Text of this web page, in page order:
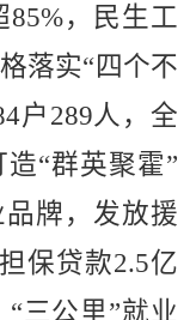
85%，民生工
落实“四个不
户 289人，全
造“群英聚霍”
品牌，发放援
保贷款2.5亿
“三公里”就业